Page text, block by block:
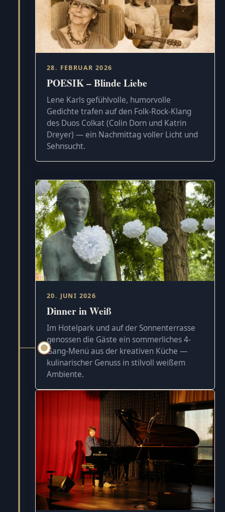
28. FEBRUAR 2026
POESIK – Blinde Liebe
Lene Karls gefühlvolle, humorvolle
Gedichte trafen auf den Folk-Rock-Klang
des Duos Colkat (Colin Dorn und Katrin
Dreyer) — ein Nachmittag voller Licht und
Sehnsucht.
20. JUNI 2026
Dinner in Weiß
Im Hotelpark und auf der Sonnenterrasse
genossen die Gäste ein sommerliches 4-
Gang-Menü aus der kreativen Küche —
kulinarischer Genuss in stilvoll weißem
Ambiente.